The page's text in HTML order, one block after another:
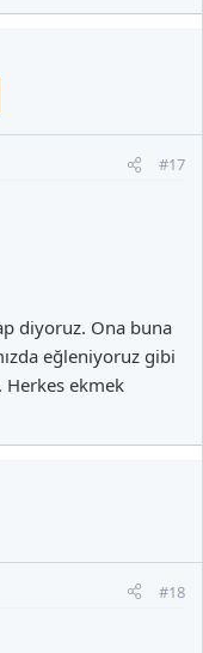
#17
diyoruz. Ona buna
eğleniyoruz gibi
Herkes ekmek
#18